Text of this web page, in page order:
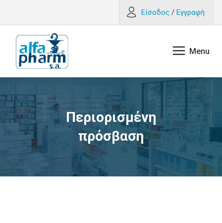
Είσοδος / Εγγραφή
Περιορισμένη
πρόσβαση